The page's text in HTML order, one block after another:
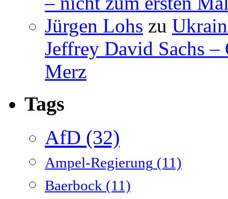
Jürgen Lohs zu
Jeffrey David Sachs
Merz
Tags
AfD (32)
Ampel-Regierung (11)
Baerbock (11)